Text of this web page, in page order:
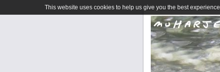
This website uses cookies to help us give you the best